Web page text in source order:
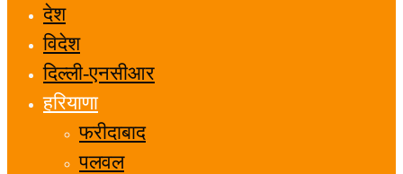
देश
विदेश
दिल्ली-एनसीआर
हरियाणा
फरीदाबाद
पलवल